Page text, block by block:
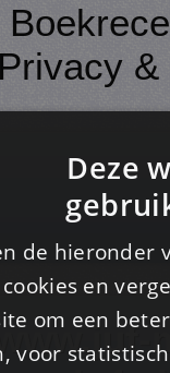
Privacy
Deze
de
en
om een
voor